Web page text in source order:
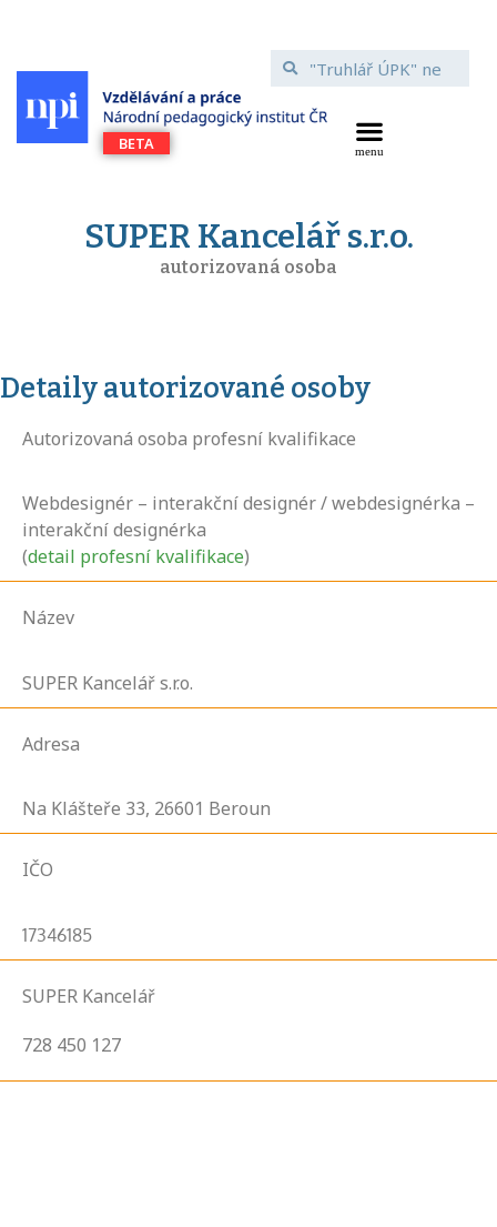
SUPER Kancelář s.r.o.
autorizovaná osoba
Detaily autorizované osoby
Autorizovaná osoba profesní kvalifikace
Webdesignér – interakční designér / webdesignérka –
interakční designérka
(detail profesní kvalifikace)
Název
SUPER Kancelář s.r.o.
Adresa
Na Klášteře 33, 26601 Beroun
IČO
17346185
SUPER Kancelář
728 450 127